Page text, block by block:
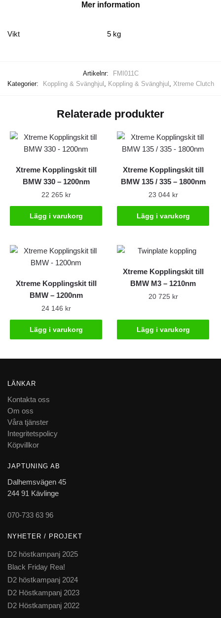
Mer information
Vikt 5 kg
Artikelnr:
FMI011C
Kategorier:
Koppling & Svänghjul Koppling & Svänghjul Xtreme Clutch
Relaterade produkter
Xtreme Kopplingskit till
BMW 330 – 1200nm
22 265 kr
Lägg i varukorg
Xtreme Kopplingskit till
BMW 135 / 335 – 1800nm
23 044 kr
Lägg i varukorg
Xtreme Kopplingskit till
BMW – 1200nm
24 146 kr
Lägg i varukorg
Xtreme Kopplingskit till
BMW M3 – 1210nm
20 725 kr
Lägg i varukorg
LÄNKAR
Kontakta oss
Om oss
Våra tjänster
Integritetspolicy
Köpvillkor
JAPTUNING AB
Dalhemsvägen 45
244 91 Kävlinge
070-733 63 96
NYHETER / PROJEKT
D2 höstkampanj 2025
Black Friday Rea!
D2 höstkampanj 2024
D2 Höstkampanj 2023
D2 Höstkampanj 2022